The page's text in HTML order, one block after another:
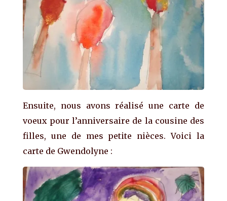
Ensuite, nous avons réalisé une carte de
voeux pour l’anniversaire de la cousine des
filles, une de mes petite nièces. Voici la
carte de Gwendolyne :